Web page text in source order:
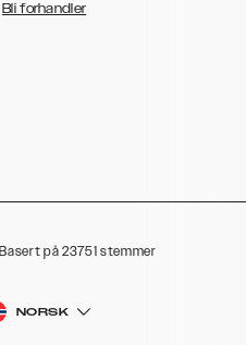
Bli forhandler
Basert på 23751 stemmer
NORSK